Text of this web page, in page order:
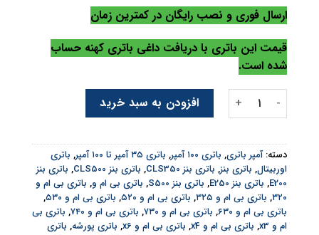
ارسال فوری و نصب رایگان در کمترین زمان
قیمت این باتری با دریافت داغی باتری کهنه حساب
شده است.
باتری اوربیتال 100 آمپر عدد افزودن به سبد خرید
دسته:آمپر باتری, باتری ۱۰۰ آمپر , باتری ۳۵ آمپر تا ۱۰۰ آمپر , باتری
اوربیتال, باتری بنز, باتری بنز CLS350 , باتری بنز CLS500 , باتری بنز
E200
, باتری بنز E250 , باتری بنز S500 , باتری بی ام و, باتری بی ام و
۳۲۰, باتری بی ام و ۳۲۵ , باتری بی ام و ۵۲۰ , باتری بی ام و ۵۳۰
,
باتری بی ام و ۶۳۰
, باتری بی ام و ۷۳۰ , باتری بی ام و ۷۴۰ , باتری بی
ام و x3
, باتری بی ام و x4 , باتری بی ام و x6 , باتری پورشه, باتری